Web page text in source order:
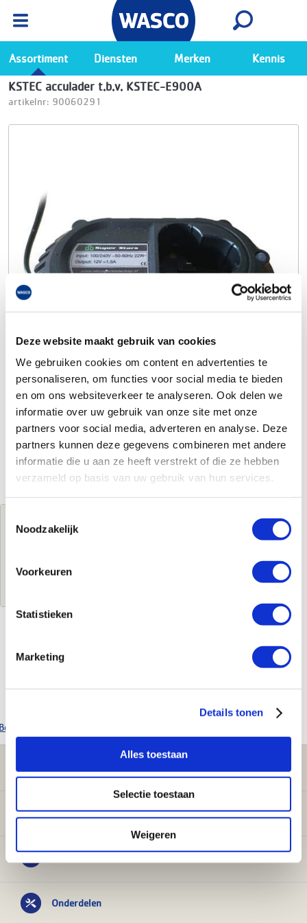
Deze website maakt gebruik van cookies
We gebruiken cookies om content en advertenties te
personaliseren, om functies voor social media te bieden
en om ons websiteverkeer te analyseren. Ook delen we
informatie over uw gebruik van onze site met onze
partners voor social media, adverteren en analyse. Deze
partners kunnen deze gegevens combineren met andere
informatie die u aan ze heeft verstrekt of die ze hebben
verzameld op basis van uw gebruik van hun services.
Noodzakelijk
Voorkeuren
Statistieken
Marketing
Details tonen
Alles toestaan
Selectie toestaan
Weigeren
Ga naar de Wasco app
Bekijk
Assortiment Diensten Merken Kennis
KSTEC acculader t.b.v. KSTEC-E900A
artikelnr: 90060291
Jouw brutoprijs
per stuk
Log in voor jouw prijs
alle KSTEC producten
Verwarming
Sanitair
Onderdelen